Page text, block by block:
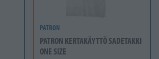
PATRON
PATRON KERTAKÄYTTÖ SADETAKKI
ONE SIZE